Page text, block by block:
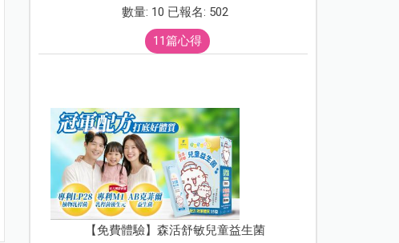
數量: 10 已報名: 502
11篇心得
【免費體驗】森活舒敏兒童益生菌